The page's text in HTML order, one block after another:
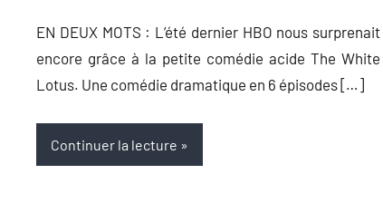
EN DEUX MOTS : L’été dernier HBO nous surprenait
encore grâce à la petite comédie acide The White
Lotus. Une comédie dramatique en 6 épisodes […]
Continuer la lecture